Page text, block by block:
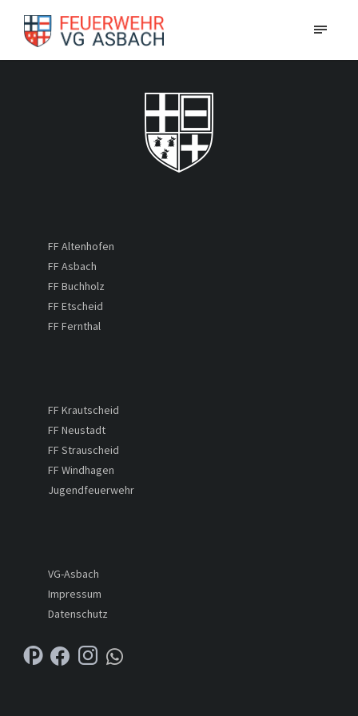
FF Altenhofen
FF Asbach
FF Buchholz
FF Etscheid
FF Fernthal
FF Krautscheid
FF Neustadt
FF Strauscheid
FF Windhagen
Jugendfeuerwehr
VG-Asbach
Impressum
Datenschutz